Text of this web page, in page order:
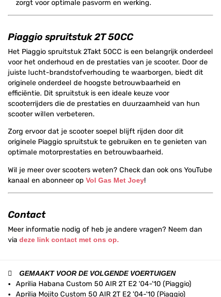
zorgt voor optimale pasvorm en werking.
Piaggio spruitstuk 2T 50CC
Het Piaggio spruitstuk 2Takt 50CC is een belangrijk onderdeel
voor het onderhoud en de prestaties van je scooter. Door de
juiste lucht-brandstofverhouding te waarborgen, biedt dit
originele onderdeel de hoogste betrouwbaarheid en
efficiëntie. Dit spruitstuk is een ideale keuze voor
scooterrijders die de prestaties en duurzaamheid van hun
scooter willen verbeteren.
Zorg ervoor dat je scooter soepel blijft rijden door dit
originele Piaggio spruitstuk te gebruiken en te genieten van
optimale motorprestaties en betrouwbaarheid.
Wil je meer over scooters weten? Check dan ook ons YouTube
kanaal en abonneer op Vol Gas Met Joey!
Contact
Meer informatie nodig of heb je andere vragen? Neem dan
via deze link contact met ons op.
GEMAAKT VOOR DE VOLGENDE VOERTUIGEN
Aprilia Habana Custom 50 AIR 2T E2 '04-'10 (Piaggio)
Aprilia Mojito Custom 50 AIR 2T E2 '04-'10 (Piaggio)